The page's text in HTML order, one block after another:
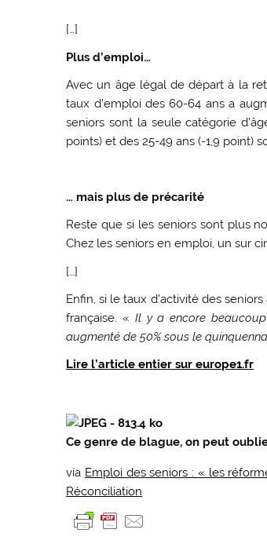
[…]
Plus d’emploi…
Avec un âge légal de départ à la
taux d’emploi des 60-64 ans a
seniors sont la seule catégorie
points) et des 25-49 ans (-1,9 point)
… mais plus de précarité
Reste que si les seniors sont plus
Chez les seniors en emploi, un sur
[…]
Enfin, si le taux d’activité des
française. « Il y a encore
augmenté de 50% sous le
Lire l’article entier sur europe1.fr
Ce genre de blague, on peut
via Emploi des seniors : « les
Réconciliation